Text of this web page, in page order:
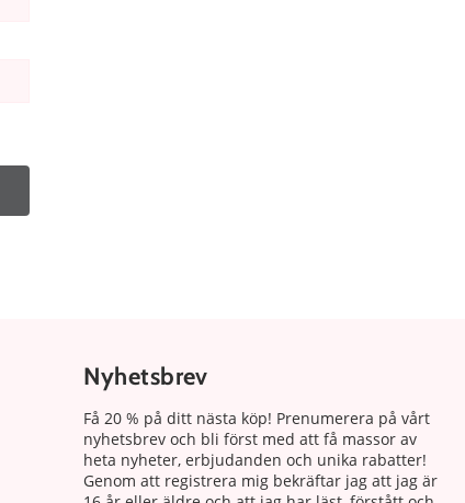
Nyhetsbrev
Få 20 % på ditt nästa köp! Prenumerera på vårt
nyhetsbrev och bli först med att få massor av
heta nyheter, erbjudanden och unika rabatter!
Genom att registrera mig bekräftar jag att jag är